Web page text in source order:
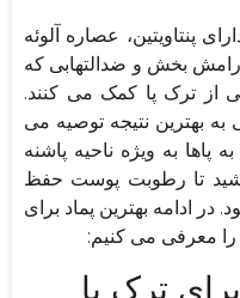
پنتاویتین، عصاره آلوئه
آرامش بخش و ضدالتهابی که
از ترک پا کمک می کنند.
بهترین نتیجه توصیه می
به ویژه ناحیه پاشنه
تا رطوبت پوست حفظ
در ادامه بهترین پماد برای
را معرفی می کنیم: